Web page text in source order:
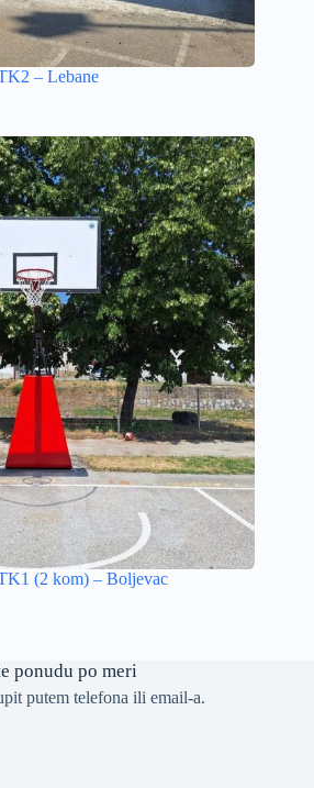
– Lebane
(2 kom) – Boljevac
ponudu po meri
putem telefona ili email-a.